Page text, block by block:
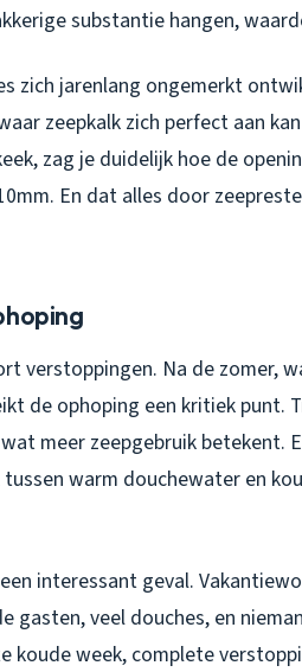
substantie hangen,
zich jarenlang ongemerkt
zeepkalk zich perfect aan
zag je duidelijk hoe de
En dat alles door
verstoppingen. Na de zomer,
de ophoping een kritiek punt.
meer zeepgebruik betekent.
warm douchewater en
interessant geval.
gasten, veel douches, en
week, complete